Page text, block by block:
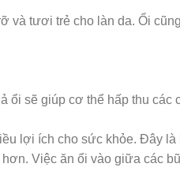
và tươi trẻ cho làn da. Ổi
sẽ giúp cơ thể hấp thu các
lợi ích cho sức khỏe. Đây là
Việc ăn ổi vào giữa các